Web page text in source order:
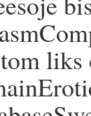
liks